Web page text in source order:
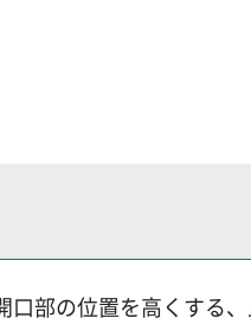
部の位置を高くする